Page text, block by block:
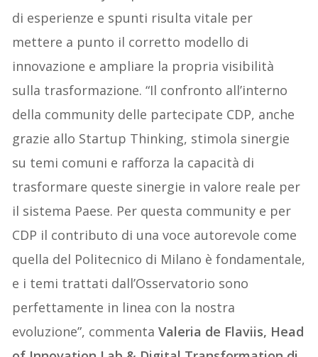
di esperienze e spunti risulta vitale per
mettere a punto il corretto modello di
innovazione e ampliare la propria visibilità
sulla trasformazione. “Il confronto all’interno
della community delle partecipate CDP, anche
grazie allo Startup Thinking, stimola sinergie
su temi comuni e rafforza la capacità di
trasformare queste sinergie in valore reale per
il sistema Paese. Per questa community e per
CDP il contributo di una voce autorevole come
quella del Politecnico di Milano è fondamentale,
e i temi trattati dall’Osservatorio sono
perfettamente in linea con la nostra
evoluzione”, commentaValeria de Flaviis, Head